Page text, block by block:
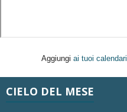
Aggiungi ai tuoi calendari
CIELO DEL MESE